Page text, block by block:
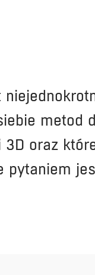
metod
oraz
pytaniem